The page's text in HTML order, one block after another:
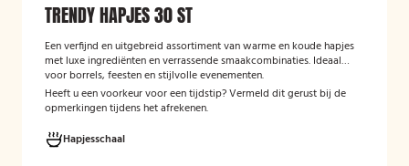
TRENDY HAPJES 30 ST
Een verfijnd en uitgebreid assortiment van warme en koude hapjes
met luxe ingrediënten en verrassende smaakcombinaties. Ideaal
voor borrels, feesten en stijlvolle evenementen.
Heeft u een voorkeur voor een tijdstip? Vermeld dit gerust bij de
opmerkingen tijdens het afrekenen.
Hapjesschaal